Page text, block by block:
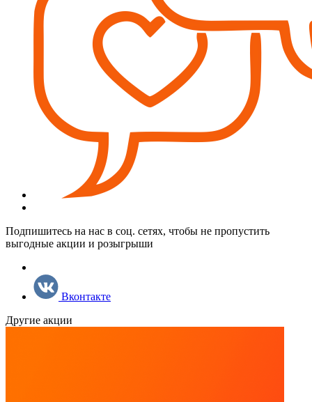
Подпишитесь на нас в соц. сетях, чтобы не пропустить
выгодные акции и розыгрыши
Вконтакте
Другие акции